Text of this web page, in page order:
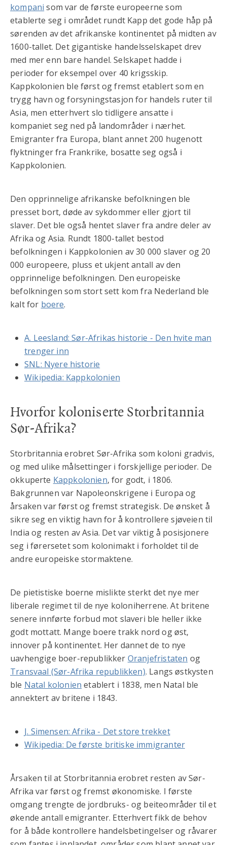
kompani som var de første europeerne som
etablerte seg i området rundt Kapp det gode håp på
sørenden av det afrikanske kontinentet på midten av
1600-tallet. Det gigantiske handelsselskapet drev
med mer enn bare handel. Selskapet hadde i
perioder for eksempel over 40 krigsskip.
Kappkolonien ble først og fremst etablert som en
trygg havn og forsyningstasjon for handels ruter til
Asia, men etterhvert slo tidligere ansatte i
kompaniet seg ned på landområder i nærhet.
Emigranter fra Europa, blant annet 200 hugenott
flyktninger fra Frankrike, bosatte seg også i
Kappkolonien.
Den opprinnelige afrikanske befolkningen ble
presset bort, døde av sykdommer eller gjort til
slaver. Det ble også hentet slaver fra andre deler av
Afrika og Asia. Rundt 1800-tallet bestod
befolkningen i Kappkolonien av 30 000 slaver og 20
000 europeere, pluss et ukjent antall av den
opprinnelige befolkningen. Den europeiske
befolkningen som stort sett kom fra Nederland ble
kalt for boere.
A. Leesland: Sør-Afrikas historie - Den hvite man
trenger inn
SNL: Nyere historie
Wikipedia: Kappkolonien
Hvorfor koloniserte Storbritannia
Sør-Afrika?
Storbritannia erobret Sør-Afrika som koloni gradvis,
og med ulike målsettinger i forskjellige perioder. De
okkuperte Kappkolonien, for godt, i 1806.
Bakgrunnen var Napoleonskrigene i Europa og
årsaken var først og fremst strategisk. De ønsket å
sikre seg en viktig havn for å kontrollere sjøveien til
India og resten av Asia. Det var viktig å posisjonere
seg i førersetet som kolonimakt i forholdet til de
andre europeiske stormaktene.
De pietistiske boerne mislikte sterkt det nye mer
liberale regimet til de nye koloniherrene. At britene
senere innførte forbud mot slaveri ble heller ikke
godt mottatt. Mange boere trakk nord og øst,
innover på kontinentet. Her dannet de to nye
uavhengige boer-republikker Oranjefristaten og
Transvaal (Sør-Afrika republikken). Langs østkysten
ble Natal kolonien etablert i 1838, men Natal ble
annektert av britene i 1843.
J. Simensen: Afrika - Det store trekket
Wikipedia: De første britiske immigranter
Årsaken til at Storbritannia erobret resten av Sør-
Afrika var først og fremst økonomiske. I første
omgang trengte de jordbruks- og beiteområder til et
økende antall emigranter. Etterhvert fikk de behov
for å både kontrollere handelsbetingelser og råvarer